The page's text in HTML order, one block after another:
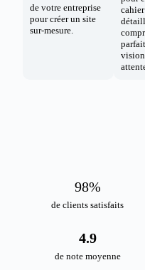
de votre entreprise
pour créer un site
sur-mesure.
de clients satisfaits
98%
de note moyenne
4.9